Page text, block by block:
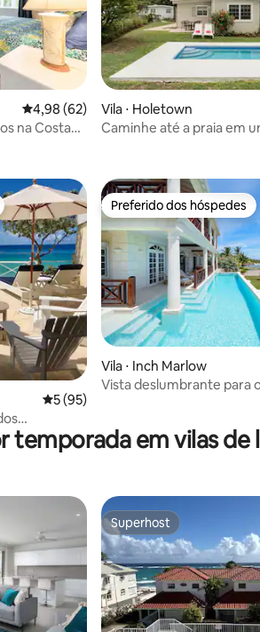
4,98 de uma avaliação média de 5, 62
4,98 (62)
na Costa
Vila ⋅ Holetown
Caminhe até a praia em
dos hóspedes
5 de uma avaliação média de 5, 95
5 (95)
Preferido dos hóspedes
Preferido dos hóspedes
Vila ⋅ Inch Marlow
Vista deslumbrante para
temporada em vilas de
Superhost
Superhost